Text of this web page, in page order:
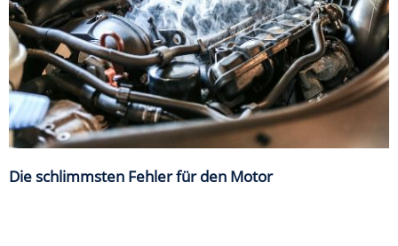
Die schlimmsten Fehler für den Motor